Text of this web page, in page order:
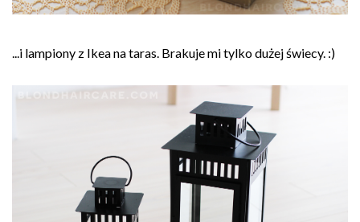
...i lampiony z Ikea na taras. Brakuje mi tylko dużej świecy. :)